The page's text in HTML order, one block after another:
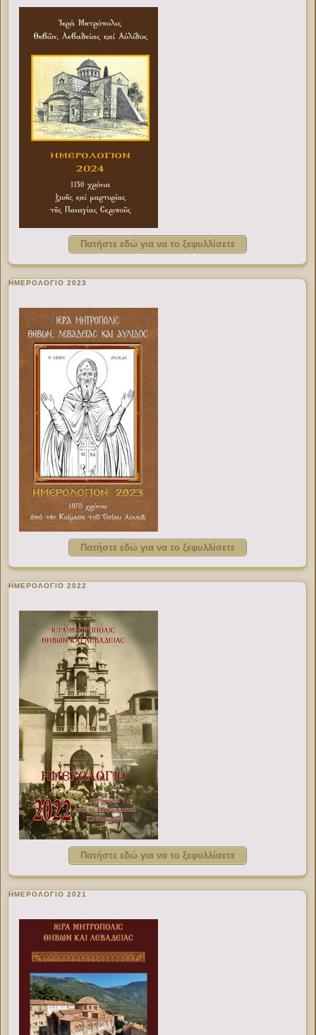
Πατήστε εδώ για να το ξεφυλλίσετε
ΗΜΕΡΟΛΟΓΙΟ 2023
Πατήστε εδώ για να το ξεφυλλίσετε
ΗΜΕΡΟΛΟΓΙΟ 2022
Πατήστε εδώ για να το ξεφυλλίσετε
ΗΜΕΡΟΛΟΓΙΟ 2021